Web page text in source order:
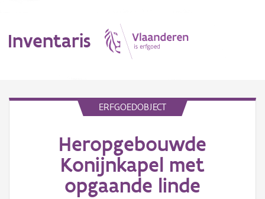
Inventaris
Aanduidingsobject
ERFGOEDOBJECT
Heropgebouwde
Konijnkapel met
opgaande linde